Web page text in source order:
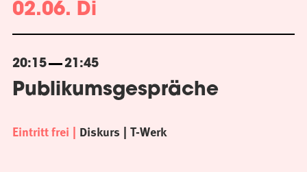
02.06. Di
20:15 21:45
Publikumsgespräche
Eintritt frei Diskurs T-Werk